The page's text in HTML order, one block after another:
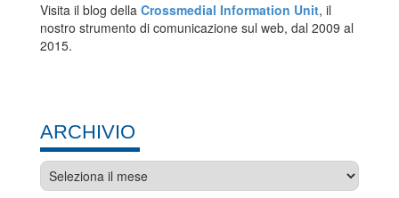
Visita il blog della Crossmedial Information Unit, il
nostro strumento di comunicazione sul web, dal 2009 al
2015.
ARCHIVIO
Archivio